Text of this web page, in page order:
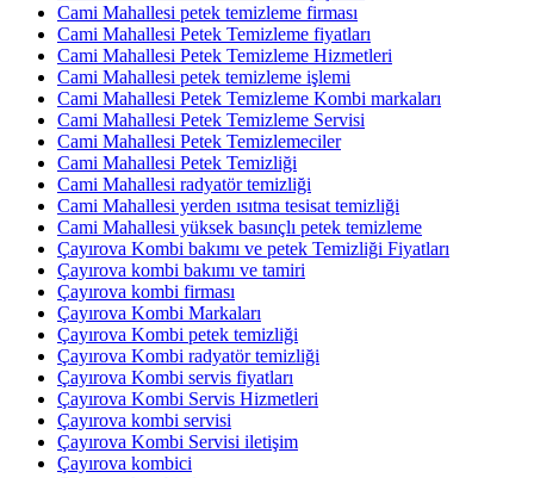
Cami Mahallesi petek temizleme firması
Cami Mahallesi Petek Temizleme fiyatları
Cami Mahallesi Petek Temizleme Hizmetleri
Cami Mahallesi petek temizleme işlemi
Cami Mahallesi Petek Temizleme Kombi markaları
Cami Mahallesi Petek Temizleme Servisi
Cami Mahallesi Petek Temizlemeciler
Cami Mahallesi Petek Temizliği
Cami Mahallesi radyatör temizliği
Cami Mahallesi yerden ısıtma tesisat temizliği
Cami Mahallesi yüksek basınçlı petek temizleme
Çayırova Kombi bakımı ve petek Temizliği Fiyatları
Çayırova kombi bakımı ve tamiri
Çayırova kombi firması
Çayırova Kombi Markaları
Çayırova Kombi petek temizliği
Çayırova Kombi radyatör temizliği
Çayırova Kombi servis fiyatları
Çayırova Kombi Servis Hizmetleri
Çayırova kombi servisi
Çayırova Kombi Servisi iletişim
Çayırova kombici